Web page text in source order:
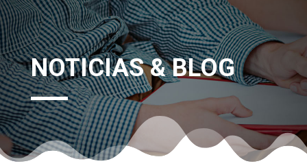
NOTICIAS & BLOG